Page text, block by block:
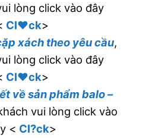
lòng click vào đây
Cl♥ck>
xách theo yêu cầu,
lòng click vào đây
Cl♥ck>
về sản phẩm balo –
vui lòng click vào
< Cl?ck>